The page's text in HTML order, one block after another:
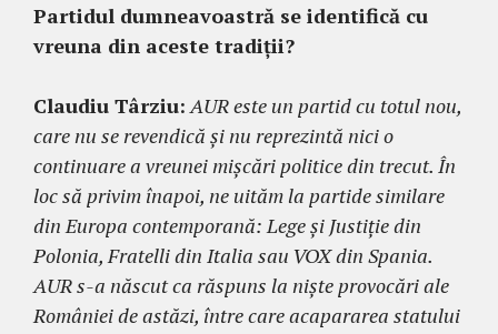
Partidul dumneavoastră se identifică cu
vreuna din aceste tradiții?
Claudiu Târziu: AUR este un partid cu totul nou,
care nu se revendică și nu reprezintă nici o
continuare a vreunei mișcări politice din trecut. În
loc să privim înapoi, ne uităm la partide similare
din Europa contemporană: Lege și Justiție din
Polonia, Fratelli din Italia sau VOX din Spania.
AUR s-a născut ca răspuns la niște provocări ale
României de astăzi, între care acapararea statului